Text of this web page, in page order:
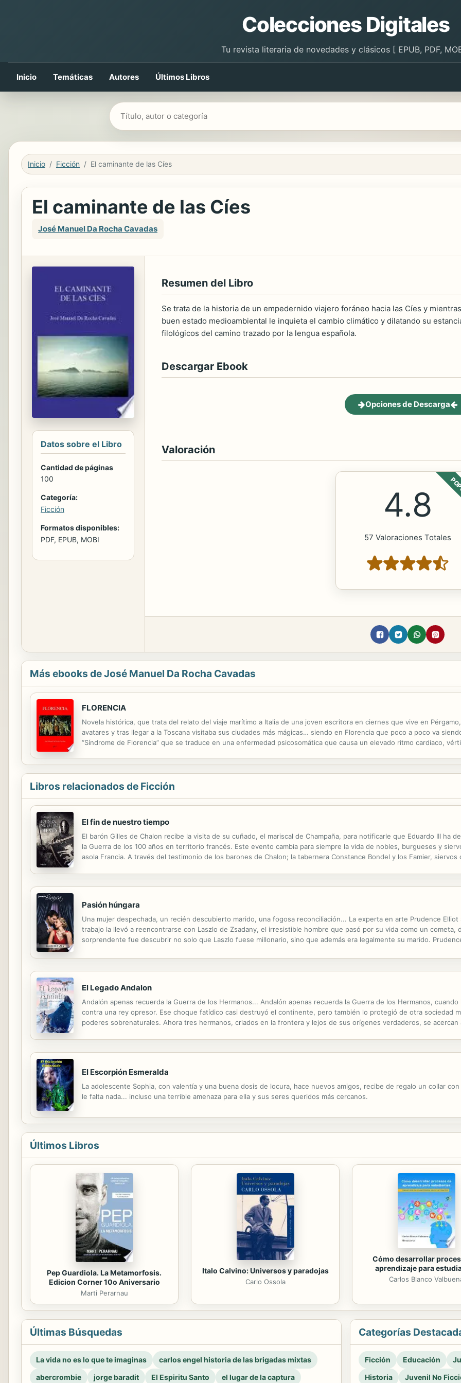
Colecciones Digitales
Tu revista literaria de novedades y clásicos [ EPUB, PDF,
Inicio Temáticas Autores Últimos Libros
Buscar libros
Inicio Ficción El caminante de las Cíes
El caminante de las Cíes
José Manuel Da Rocha Cavadas
Datos sobre el Libro
Cantidad de páginas
100
Categoría:
Ficción
Formatos disponibles:
PDF, EPUB, MOBI
Resumen del Libro
Se trata de la historia de un empedernido viajero foráneo hacia las Cíes y
buen estado medioambiental le inquieta el cambio climático y dilatando su
filológicos del camino trazado por la lengua española.
Descargar Ebook
Opciones de Descarga
Valoración
4.8
57 Valoraciones Totales
Más ebooks de José Manuel Da Rocha Cavadas
FLORENCIA
Novela histórica, que trata del relato del viaje marítimo a Italia de una joven escritora en ciernes que vive en
avatares y tras llegar a la Toscana visitaba sus ciudades más mágicas… siendo en Florencia que poco a poco va
“Síndrome de Florencia” que se traduce en una enfermedad psicosomática que causa un elevado ritmo cardiaco,
Libros relacionados de Ficción
El fin de nuestro tiempo
El barón Gilles de Chalon recibe la visita de su cuñado, el mariscal de Champaña, para notificarle que Eduardo III ha
la Guerra de los 100 años en territorio francés. Este evento cambia para siempre la vida de nobles, burgueses y
asola Francia. A través del testimonio de los barones de Chalon; la tabernera Constance Bondel y los Famier,
Pasión húngara
Una mujer despechada, un recién descubierto marido, una fogosa reconciliación... La experta en arte Prudence
trabajo la llevó a reencontrarse con Laszlo de Zsadany, el irresistible hombre que pasó por su vida como un cometa,
sorprendente fue descubrir no solo que Laszlo fuese millonario, sino que además era legalmente su marido.
El Legado Andalon
Andalón apenas recuerda la Guerra de los Hermanos... Andalón apenas recuerda la Guerra de los Hermanos,
contra una rey opresor. Ese choque fatídico casi destruyó el continente, pero también lo protegió de otra sociedad
poderes sobrenaturales. Ahora tres hermanos, criados en la frontera y lejos de sus orígenes verdaderos, se
El Escorpión Esmeralda
La adolescente Sophia, con valentía y una buena dosis de locura, hace nuevos amigos, recibe de regalo un collar
le falta nada... incluso una terrible amenaza para ella y sus seres queridos más cercanos.
Últimos Libros
Pep Guardiola. La Metamorfosis.
Edicion Corner 10o Aniversario
Marti Perarnau
Italo Calvino: Universos y paradojas
Carlo Ossola
Cómo desarrollar
aprendizaje para
Carlos Blanco
Últimas Búsquedas
La vida no es lo que te imaginas
carlos engel historia de las brigadas mixtas
abercrombie
jorge baradit El Espiritu Santo el lugar de la captura
Categorías
Ficción Educación
Historia
Juvenil No